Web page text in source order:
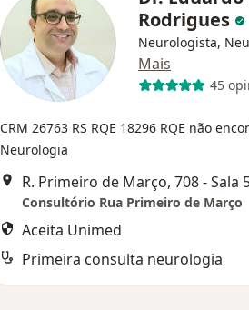
Rodrigues
Neurologista,
Mais
45
CRM 26763 RS RQE 18296 RQE não
Neurologia
Consultório Rua Primeiro de Março
Aceita Unimed
Primeira consulta neurologia